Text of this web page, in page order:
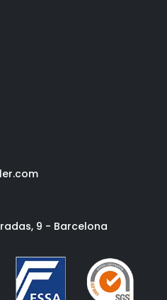
9 - Barcelona​